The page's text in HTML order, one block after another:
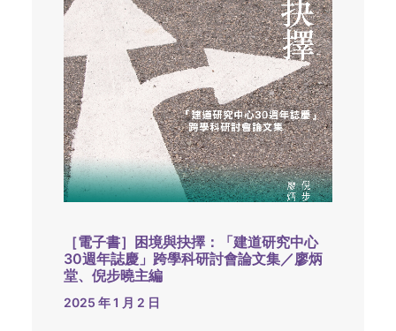
［電子書］困境與抉擇：「建道研究中心
30週年誌慶」跨學科研討會論文集／廖炳
堂、倪步曉主編
2025 年 1 月 2 日